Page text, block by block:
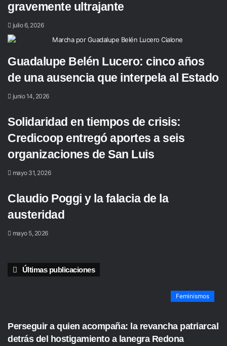
gravemente ultrajante
julio 6, 2026
Guadalupe Belén Lucero: cinco años
de una ausencia que interpela al Estado
junio 14, 2026
Solidaridad en tiempos de crisis:
Credicoop entregó aportes a seis
organizaciones de San Luis
mayo 31, 2026
Claudio Poggi y la falacia de la
austeridad
mayo 5, 2026
Últimas publicaciones
Feminismos
Perseguir a quien acompaña: la revancha patriarcal
detrás del hostigamiento a lanegra Redona